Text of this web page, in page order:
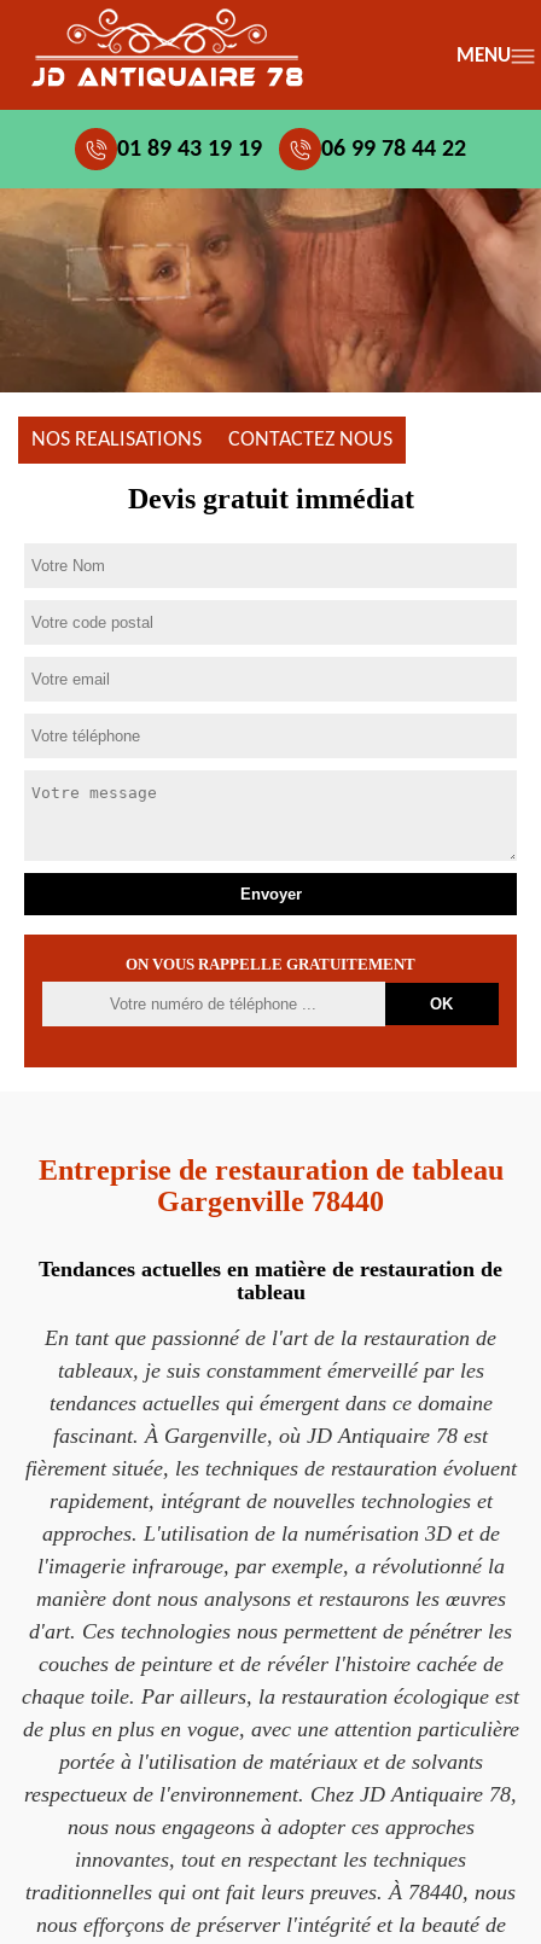
MENU
01 89 43 19 19 06 99 78 44 22
NOS REALISATIONS CONTACTEZ NOUS
Devis gratuit immédiat
ON VOUS RAPPELLE GRATUITEMENT
Entreprise de restauration de tableau
Gargenville 78440
Tendances actuelles en matière de restauration de
tableau
En tant que passionné de l'art de la restauration de
tableaux, je suis constamment émerveillé par les
tendances actuelles qui émergent dans ce domaine
fascinant. À Gargenville, où JD Antiquaire 78 est
fièrement située, les techniques de restauration évoluent
rapidement, intégrant de nouvelles technologies et
approches. L'utilisation de la numérisation 3D et de
l'imagerie infrarouge, par exemple, a révolutionné la
manière dont nous analysons et restaurons les œuvres
d'art. Ces technologies nous permettent de pénétrer les
couches de peinture et de révéler l'histoire cachée de
chaque toile. Par ailleurs, la restauration écologique est
de plus en plus en vogue, avec une attention particulière
portée à l'utilisation de matériaux et de solvants
respectueux de l'environnement. Chez JD Antiquaire 78,
nous nous engageons à adopter ces approches
innovantes, tout en respectant les techniques
traditionnelles qui ont fait leurs preuves. À 78440, nous
nous efforçons de préserver l'intégrité et la beauté de